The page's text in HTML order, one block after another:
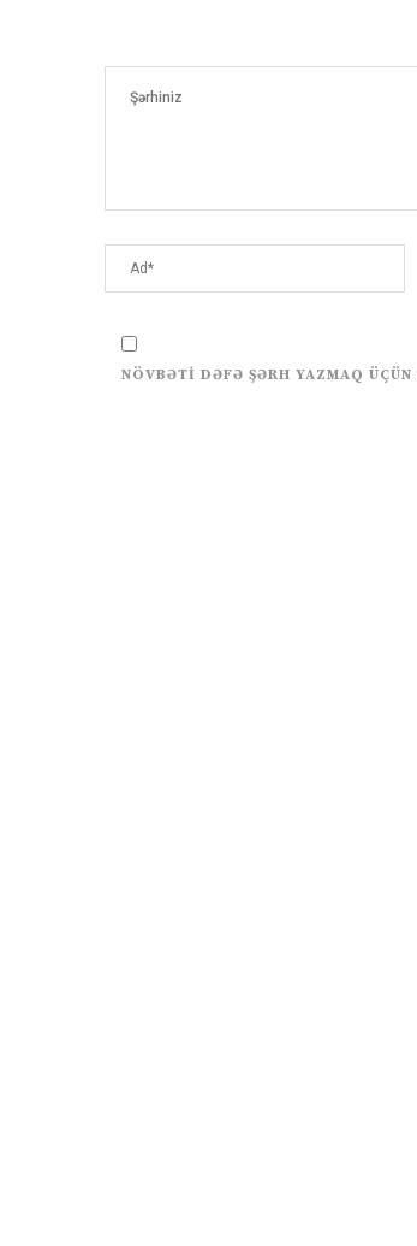
NÖVBƏTI DƏFƏ ŞƏRH YAZMAQ